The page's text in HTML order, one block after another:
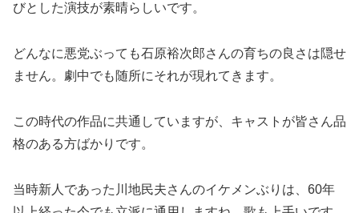
びとした演技が素晴らしいです。
どんなに悪党ぶっても石原裕次郎さんの育ちの良さは隠せ
ません。劇中でも随所にそれが現れてきます。
この時代の作品に共通していますが、キャストが皆さん品
格のある方ばかりです。
当時新人であった川地民夫さんのイケメンぶりは、60年